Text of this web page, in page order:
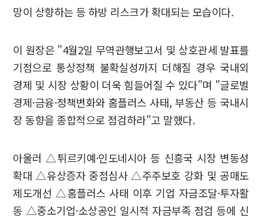
망이 상향하는 등 하방 리스크가 확대되는 모습이다.
이 원장은 "4월2일 무역관행보고서 및 상호관세 발표를
기점으로 통상정책 불확실성까지 더해질 경우 국내외
경제 및 시장 상황이 더욱 힘들어질 수 있다"며 "글로벌
경제·금융·정책변화와 홈플러스 사태, 부동산 등 국내시
장 동향을 종합적으로 점검하라"고 말했다.
아울러 △튀르키예·인도네시아 등 신흥국 시장 변동성
확대 △유상증자 중점심사 △주주보호 강화 및 공매도
제도개선 △홈플러스 사태 이후 기업 자금조달·투자활
동 △중소기업·소상공인 일시적 자금부족 점검 등에 신